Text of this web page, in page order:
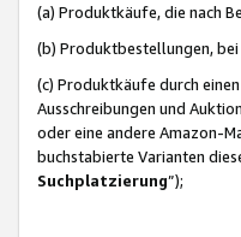
(a) Produktkäufe, die nach
(b) Produktbestellungen,
(c) Produktkäufe durch
Ausschreibungen und
oder eine andere Amazon-
buchstabierte Varianten
Suchplatzierung”);